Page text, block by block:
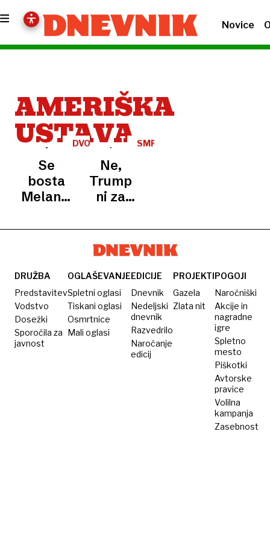
Novice
AMERIŠKA
USTAVA
DVOJNO
Se
bosta
Melania
Barron
odpovedati
slovenskemu
potnemu
listu?
SMRT
Ne,
Trump
ni za
DRUŽBA
Predstavitev
Vodstvo
Dosežki
Sporočila za
javnost
OGLAŠEVANJE
Spletni oglasi
Tiskani oglasi
Osmrtnice
Mali oglasi
EDICIJE
Dnevnik
Nedeljski
dnevnik
Razvedrilo
Naročanje
edicij
PROJEKTI
Gazela
Zlata nit
POGOJI
Naročniški
Akcije in
nagradne
igre
Spletno
mesto
Piškotki
Avtorske
pravice
Volilna
kampanja
Zasebnost